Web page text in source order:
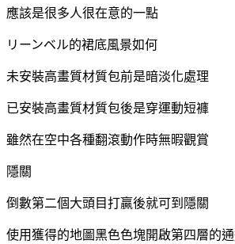
應該是很多人很在意的一點
リーンベル的裙底風景如何
未安裝高畫質材質包前是暗淡化處理
已安裝高畫質材質包後是穿運動短褲
雖然在空中各種翻滾動作時無暇觀賞
隱關
倒數第二個大頭目打贏後就可到隱關
使用獲得的地圖黑色色塊開啟第四層的